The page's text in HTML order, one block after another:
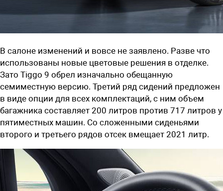
В салоне изменений и вовсе не заявлено. Разве что
использованы новые цветовые решения в отделке.
Зато Tiggo 9 обрел изначально обещанную
семиместную версию. Третий ряд сидений предложен
в виде опции для всех комплектаций, с ним объем
багажника составляет 200 литров против 717 литров у
пятиместных машин. Со сложенными сиденьями
второго и третьего рядов отсек вмещает 2021 литр.